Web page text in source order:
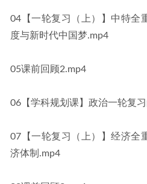
04【一轮复习（上）】中特全
度与新时代中国梦.mp4
05课前回顾2.mp4
06【学科规划课】政治一轮复
07【一轮复习（上）】经济全
济体制.mp4